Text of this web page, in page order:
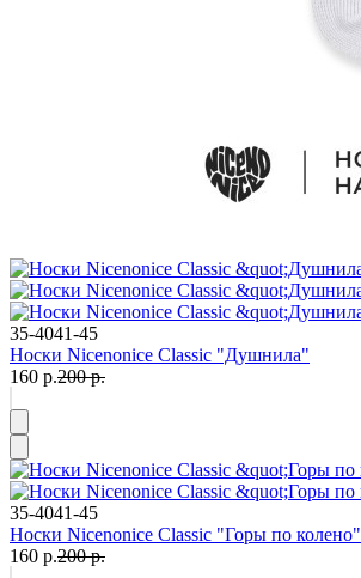
35-4041-45
Носки Nicenonice Classic "Душнила"
160 р.200 р.
35-4041-45
Носки Nicenonice Classic "Горы по колено"
160 р.200 р.